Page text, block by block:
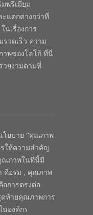
พรีเมี่ยม
แตกต่างกว่าที่
นเรื่องการ
วดเร็ว ความ
าพของโลโก้ ที่นี่
วยงามตามที่
โยบาย “คุณภาพ
ให้ความสำคัญ
ณภาพในทีนี้มี
คือร่ม , คุณภาพ
อการตรงต่อ
ดท้ายคุณภาพการ
นองค์กร